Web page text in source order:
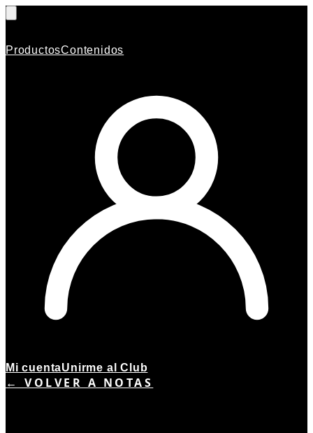
ProductosContenidos
Mi cuentaUnirme al Club
← VOLVER A NOTAS